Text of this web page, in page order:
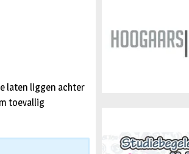
laten liggen achter
toevallig